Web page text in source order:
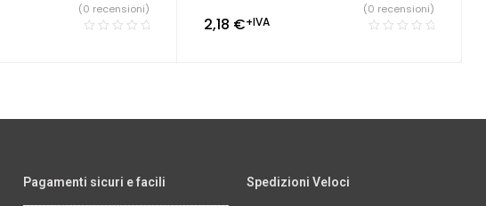
(0 recensioni)
2,18 €+IVA
(0 recensioni)
Pagamenti sicuri e facili Spedizioni Veloci